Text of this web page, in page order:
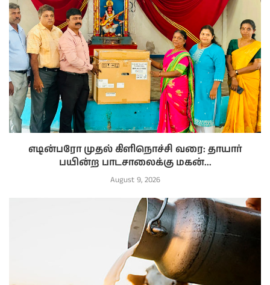
எடின்பரோ முதல் கிளிநொச்சி வரை: தாயார்
பயின்ற பாடசாலைக்கு மகன்...
August 9, 2026